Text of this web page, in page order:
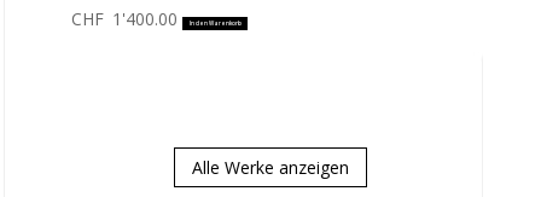
CHF 1'400.00 In den Warenkorb
Alle Werke anzeigen